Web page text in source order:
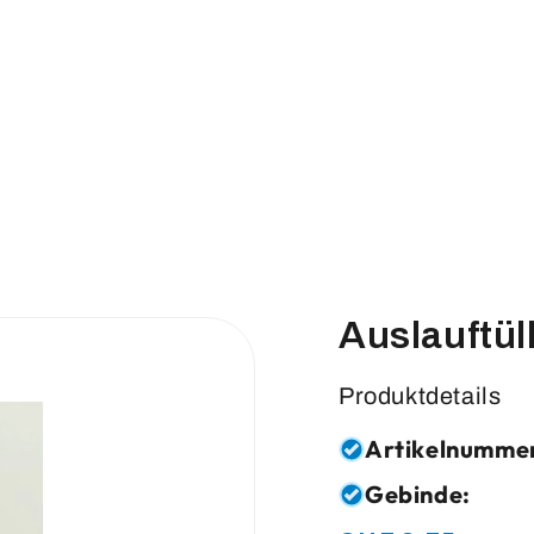
Produktdetails
Gebinde: